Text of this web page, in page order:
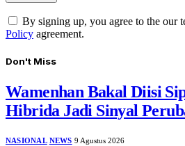
By signing up, you agree to the our
Policy agreement.
Don't Miss
Wamenhan Bakal Diisi
Hibrida Jadi Sinyal
NASIONAL NEWS 9 Agustus 2026